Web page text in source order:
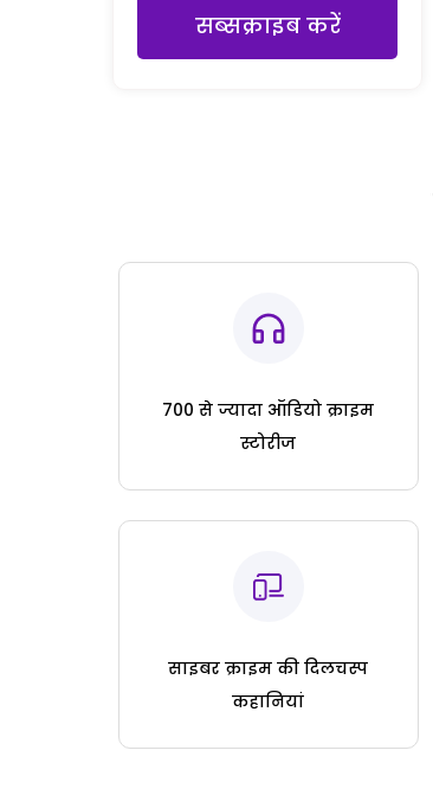
सब्सक्राइब करें
700 से ज्यादा ऑडियो क्राइम
स्टोरीज
साइबर क्राइम की दिलचस्प
कहानियां